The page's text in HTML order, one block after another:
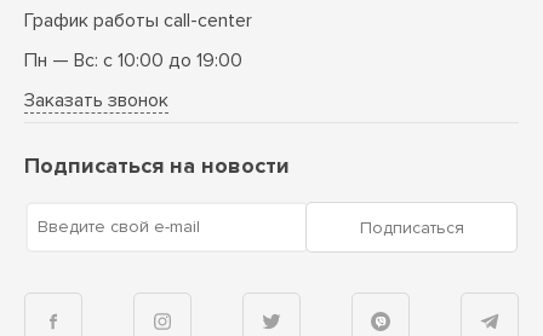
График работы call-center
Пн — Вс: с 10:00 до 19:00
Заказать звонок
Подписаться на новости
Введите свой e-mail Подписаться